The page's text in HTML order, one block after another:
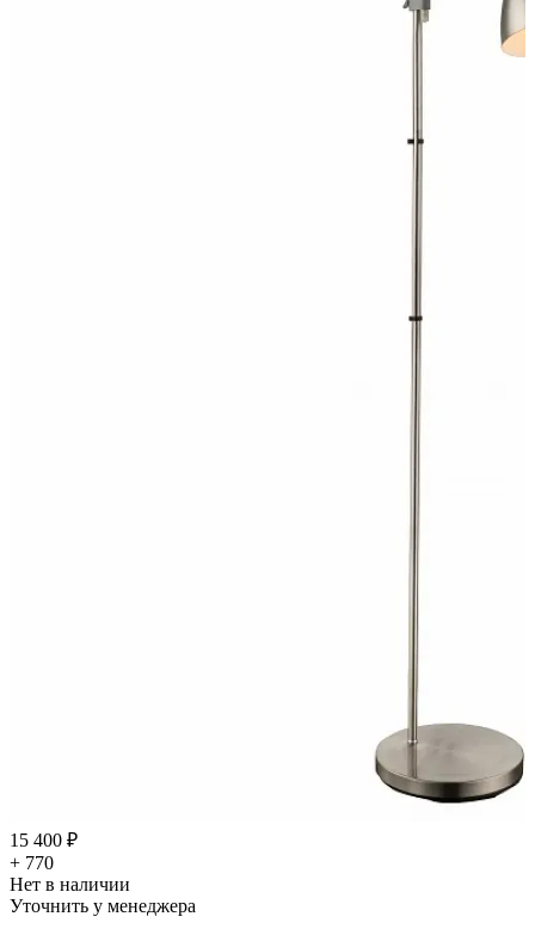
15 400 ₽
+ 770
Нет в наличии
Уточнить у менеджера